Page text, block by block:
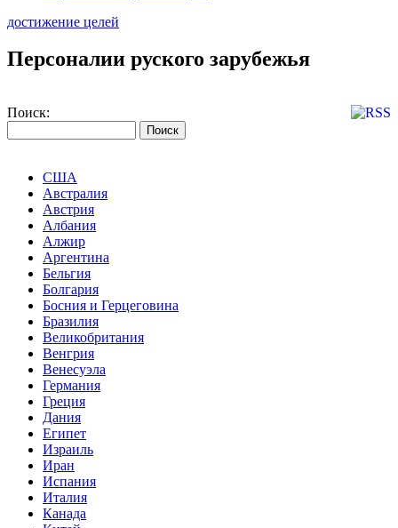
достижение целей
Персоналии руского зарубежья
Поиск:
США
Австралия
Австрия
Албания
Алжир
Аргентина
Бельгия
Болгария
Босния и Герцеговина
Бразилия
Великобритания
Венгрия
Венесуэла
Германия
Греция
Дания
Египет
Израиль
Иран
Испания
Италия
Канада